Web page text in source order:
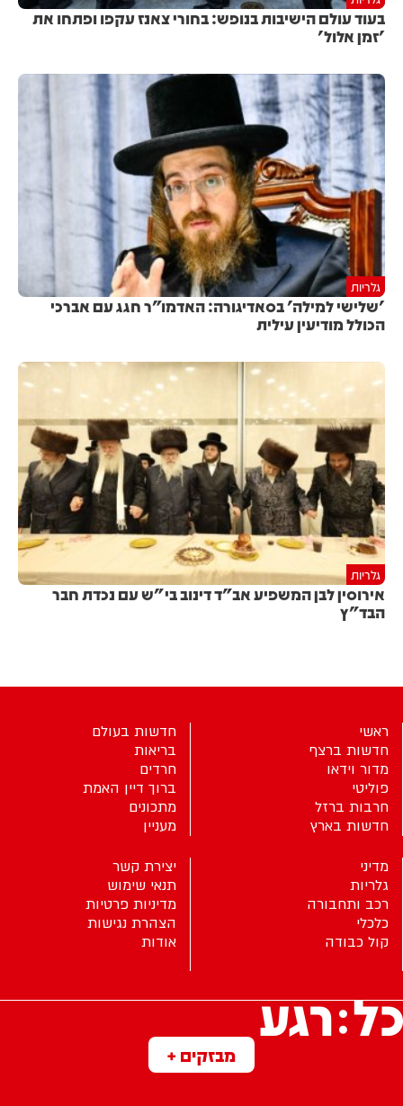
בעוד עולם הישיבות בנופש: בחורי צאנז עקפו ופתחו את
'זמן אלול'
גלריות
'שלישי למילה' בסאדיגורה: האדמו"ר חגג עם אברכי
הכולל מודיעין עילית
גלריות
אירוסין לבן המשפיע אב"ד דינוב בי"ש עם נכדת חבר
הבד"ץ
מבזקים +
ראשי
חדשות ברצף
מדור וידאו
פוליטי
חרבות ברזל
חדשות בארץ
חדשות בעולם
בריאות
חרדים
ברוך דיין האמת
מתכונים
מעניין
מדיני
גלריות
רכב ותחבורה
כלכלי
קול כבודה
יצירת קשר
תנאי שימוש
מדיניות פרטיות
הצהרת נגישות
אודות